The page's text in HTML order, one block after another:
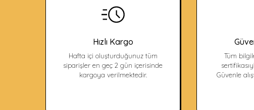
Hızlı Kargo
Hafta içi oluşturduğunuz tüm
siparişler en geç 2 gün içerisinde
kargoya verilmektedir.
Tüm
Güvenle